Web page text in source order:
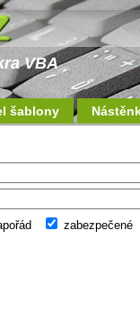
VBA
šablony
zabezpečené